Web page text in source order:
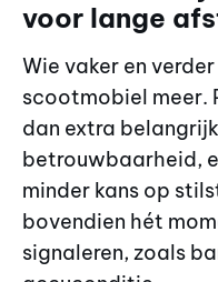
voor lange
Wie vaker en
scootmobiel meer.
dan extra
betrouwbaarheid,
minder kans op
bovendien hét
signaleren, zoals